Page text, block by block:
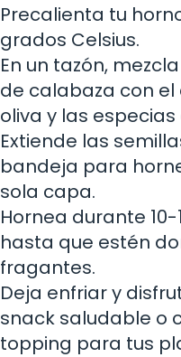
Precalienta tu
grados Celsius.
En un tazón,
de calabaza con el
oliva y las
Extiende las
bandeja para
sola capa.
Hornea durante 10-
hasta que estén
fragantes.
Deja enfriar y
snack saludable o
topping para tus